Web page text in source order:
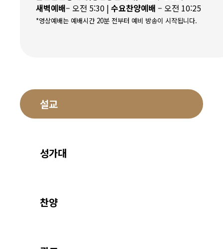
새벽예배– 오전 5:30 | 수요찬양예배 – 오전 10:25
*영상예배는 예배시간 20분 전부터 예비 방송이 시작됩니다.
설교
성가대
찬양